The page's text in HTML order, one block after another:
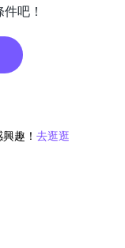
吧！
趣！ 去逛逛